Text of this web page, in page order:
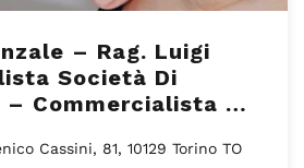
– Rag. Luigi
Società Di
– Commercialista –
Cassini, 81, 10129 Torino TO